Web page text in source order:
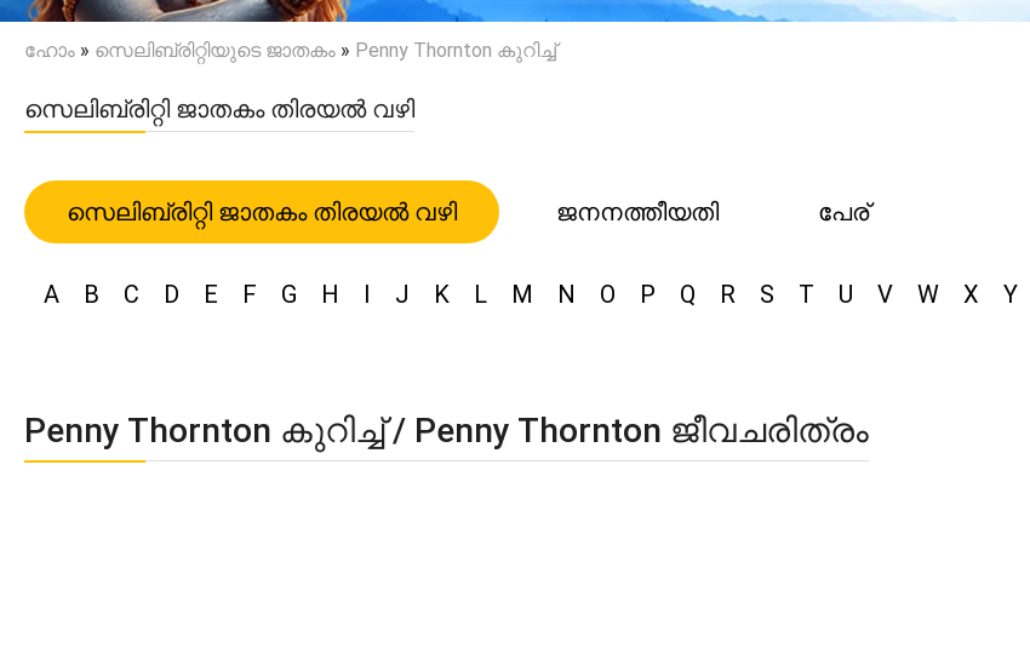
ഹോം » സെലിബ്രിറ്റിയുടെ ജാതകം » Penny Thornton കുറിച്ച്
സെലിബ്രിറ്റി ജാതകം തിരയൽ വഴി
സെലിബ്രിറ്റി ജാതകം തിരയൽ വഴി ജനനത്തീയതി പേര്
A B C D E F G H I J K L M N O P Q R S T U V W X Y
Penny Thornton കുറിച്ച് / Penny Thornton ജീവചരിത്രം